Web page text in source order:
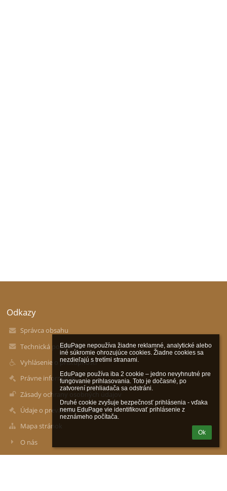
EduPage nepoužíva žiadne reklamné, analytické alebo
iné súkromie ohrozujúce cookies. Žiadne cookies sa
nezdieľajú s tretími stranami.
EduPage používa iba 2 cookie – jedno nevyhnutné pre
fungovanie prihlasovania. Toto je dočasné, po
zatvorení prehliadača sa odstráni.
Druhé cookie zvyšuje bezpečnosť prihlásenia - vďaka
nemu EduPage vie identifikovať prihlásenie z
neznámeho počítača.
Ok
Odkazy
Správca obsahu
Technická podpora
Vyhlásenie o prístupnosti
Právne informácie
Zásady ochrany osobných údajov
Údaje o prevádzkovateľovi
Mapa stránok
O nás
Kontakt